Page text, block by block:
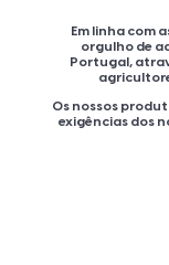
Em linha com
orgulho de
Portugal,
Os nossos
exigências dos